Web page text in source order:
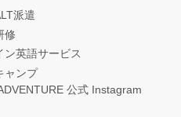
派遣
修
ン英語サービス
ャンプ
公式 Instagram